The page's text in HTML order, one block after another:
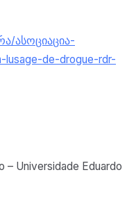
ასოციაცია-
lusage-de-drogue-rdr-
– Universidade Eduardo